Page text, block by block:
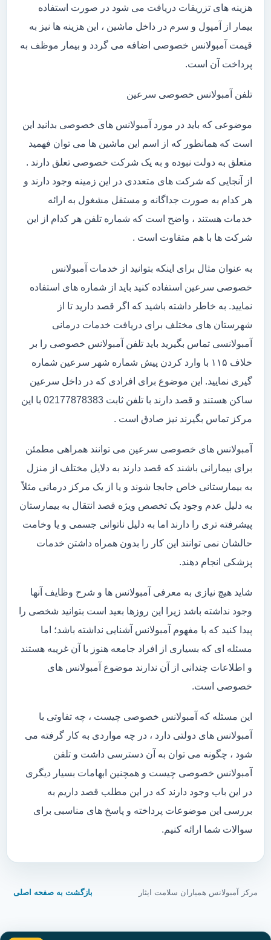
هزینه های تزریقات دریافت می شود در صورت استفاده
بیمار از آمپول و سرم در داخل ماشین ، این هزینه ها نیز به
قیمت آمبولانس خصوصی اضافه می گردد و بیمار موظف به
پرداخت آن است.
تلفن آمبولانس خصوصی سرعین
موضوعی که باید در مورد آمبولانس های خصوصی بدانید این
است که همانطور که از اسم این ماشین ها می توان فهمید
متعلق به دولت نبوده و به یک شرکت خصوصی تعلق دارند .
از آنجایی که شرکت های متعددی در این زمینه وجود دارند و
هر کدام به صورت جداگانه و مستقل مشغول به ارائه
خدمات هستند ، واضح است که شماره تلفن هر کدام از این
شرکت ها با هم متفاوت است .
به عنوان مثال برای اینکه بتوانید از خدمات آمبولانس
خصوصی سرعین استفاده کنید باید از شماره های استفاده
نمایید. به خاطر داشته باشید که اگر قصد دارید تا از
شهرستان های مختلف برای دریافت خدمات درمانی
آمبولانسی تماس بگیرید باید تلفن آمبولانس خصوصی را بر
خلاف ۱۱۵ با وارد کردن پیش شماره شهر سرعین شماره
گیری نمایید. این موضوع برای افرادی که در داخل سرعین
ساکن هستند و قصد دارند با تلفن ثابت 02177878383 با این
مرکز تماس بگیرند نیز صادق است .
آمبولانس های خصوصی سرعین می توانند همراهی مطمئن
برای بیمارانی باشند که قصد دارند به دلایل مختلف از منزل
به بیمارستانی خاص جابجا شوند و یا از یک مرکز درمانی مثلاً
به دلیل عدم وجود یک تخصص ویژه قصد انتقال به بیمارستان
پیشرفته تری را دارند اما به دلیل ناتوانی جسمی و یا وخامت
حالشان نمی توانند این کار را بدون همراه داشتن خدمات
پزشکی انجام دهند.
شاید هیچ نیازی به معرفی آمبولانس ها و شرح وظایف آنها
وجود نداشته باشد زیرا این روزها بعید است بتوانید شخصی را
پیدا کنید که با مفهوم آمبولانس آشنایی نداشته باشد؛ اما
مسئله ای که بسیاری از افراد جامعه هنوز با آن غریبه هستند
و اطلاعات چندانی از آن ندارند موضوع آمبولانس های
خصوصی است.
این مسئله که آمبولانس خصوصی چیست ، چه تفاوتی با
آمبولانس های دولتی دارد ، در چه مواردی به کار گرفته می
شود ، چگونه می توان به آن دسترسی داشت و تلفن
آمبولانس خصوصی چیست و همچنین ابهامات بسیار دیگری
در این باب وجود دارند که در این مطلب قصد داریم به
بررسی این موضوعات پرداخته و پاسخ های مناسبی برای
سوالات شما ارائه کنیم.
مرکز آمبولانس همیاران سلامت ایثار بازگشت به صفحه اصلی